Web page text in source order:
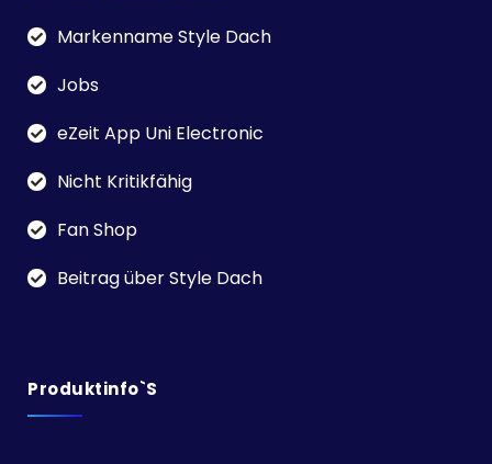
Markenname Style Dach
Jobs
eZeit App Uni Electronic
Nicht Kritikfähig
Fan Shop
Beitrag über Style Dach
Produktinfo`s